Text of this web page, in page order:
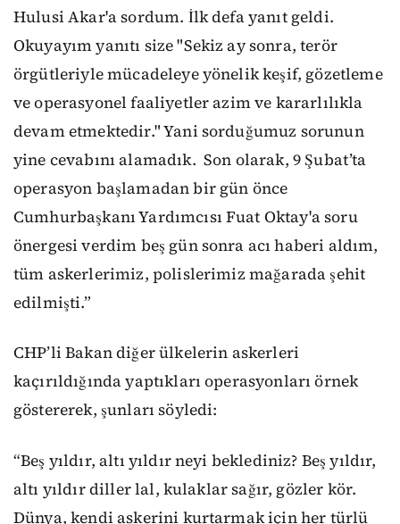
Hulusi Akar'a sordum. İlk defa yanıt geldi.
Okuyayım yanıtı size "Sekiz ay sonra, terör
örgütleriyle mücadeleye yönelik keşif, gözetleme
ve operasyonel faaliyetler azim ve kararlılıkla
devam etmektedir." Yani sorduğumuz sorunun
yine cevabını alamadık. Son olarak, 9 Şubat’ta
operasyon başlamadan bir gün önce
Cumhurbaşkanı Yardımcısı Fuat Oktay'a soru
önergesi verdim beş gün sonra acı haberi aldım,
tüm askerlerimiz, polislerimiz mağarada şehit
edilmişti.”
CHP’li Bakan diğer ülkelerin askerleri
kaçırıldığında yaptıkları operasyonları örnek
göstererek, şunları söyledi:
“Beş yıldır, altı yıldır neyi beklediniz? Beş yıldır,
altı yıldır diller lal, kulaklar sağır, gözler kör.
Dünya, kendi askerini kurtarmak için her türlü